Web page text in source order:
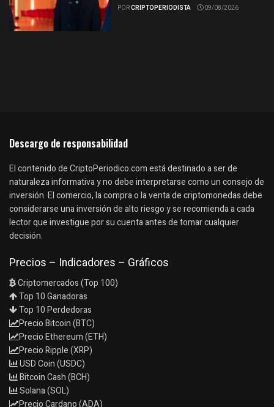
PORCRIPTOPERIODISTA 09/08/2026
Descargo de responsabilidad
El contenido de CriptoPeriodico.com está destinado a ser de
naturaleza informativa y no debe interpretarse como un consejo de
inversión. El comercio, la compra o la venta de criptomonedas debe
considerarse una inversión de alto riesgo y se recomienda a cada
lector que investigue por su cuenta antes de tomar cualquier
decisión.
Precios – Indicadores – Gráficos
Criptomercados (Top 100)
Top 10 Ganadoras
Top 10 Perdedoras
Precio Bitcoin (BTC)
Precio Ethereum (ETH)
Precio Ripple (XRP)
USD Coin (USDC)
Bitcoin Cash (BCH)
Solana (SOL)
Precio Cardano (ADA)